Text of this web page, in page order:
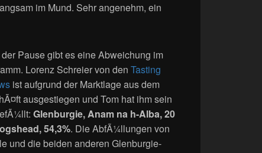
im Mund. Sehr angenehm, ein
Pause gibt es eine Abweichung im
Lorenz Schreier von den Tasting
ist aufgrund der Marktlage aus dem
ausgestiegen und Tom hat ihm sein
Glenburgie, Anam na h-Alba, 20
54,3%. Die AbfÃ¼llungen von
und die beiden anderen Glenburgie-